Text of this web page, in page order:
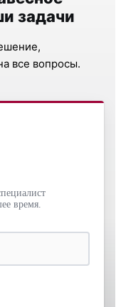
задачи
все вопросы.
время.